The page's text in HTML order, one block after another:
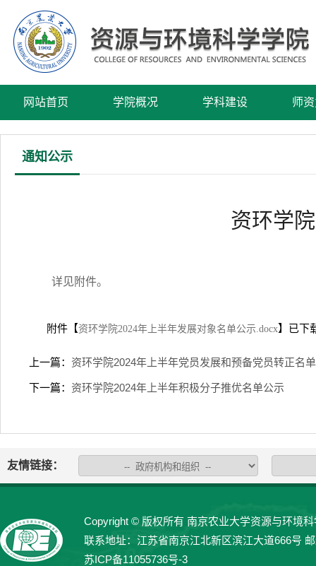
网站首页 学院概况 学科建设 师
通知公示
资环学
详见附件。
附件【资环学院2024年上半年发展对象名单公示.docx】已下
上一篇： 资环学院2024年上半年党员发展和预备党员转正名
下一篇： 资环学院2024年上半年积极分子推优名单公示
友情链接：
Copyright © 版权所有 南京农业大学资源与环境
联系地址：江苏省南京江北新区滨江大道666号
苏ICP备11055736号-3